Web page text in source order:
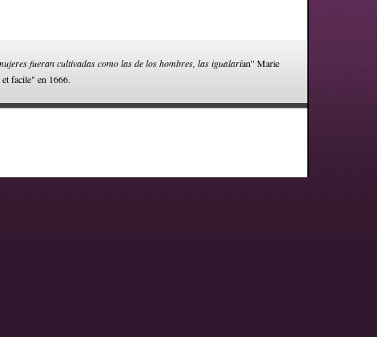
fueran cultivadas como las de los hombres, las igualarían" Marie
facile" en 1666.